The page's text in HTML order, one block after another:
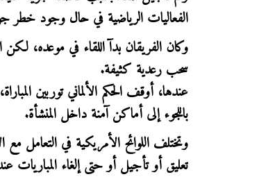
الفعاليات الرياضية في حال وجود خطر
وكان الفريقان بدآ اللقاء في موعده،
سحب رعدية كثيفة.
عندها، أوقف الحكم الألماني توربين
باللجوء إلى أماكن آمنة داخل المنشأة.
وتختلف اللوائح الأمريكية في التعامل
تعليق أو تأجيل أو حتى إلغاء المباريات